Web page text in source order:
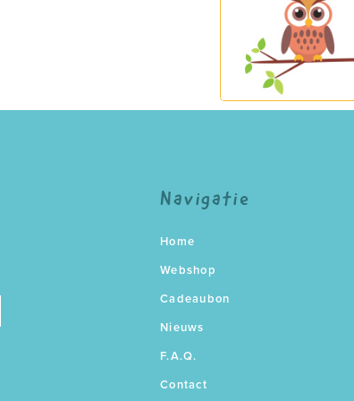
Navigatie
Home
Webshop
Cadeaubon
Nieuws
F.A.Q.
Contact